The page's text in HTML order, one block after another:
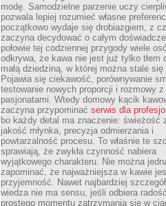
modę. Samodzielne parzenie uczy
pozwala lepiej rozumieć własne
początkowo wydaje się drobiazgiem, z
zaczyna decydować o całym
połowie tej codziennej przygody wiele
odkrywa, że kawa nie jest już tylko tłem
małą dziedziną, w której można stale się
Pojawia się ciekawość, porównywanie
testowanie nowych proporcji i rozmowy z
pasjonatami. Wtedy domowy kącik
zaczyna przypominać serwis dla
bo każdy detal ma znaczenie: świeżość
jakość młynka, precyzja odmierzania i
powtarzalność procesu. To właśnie te
sprawiają, że zwykła czynność nabiera
wyjątkowego charakteru. Nie można
zapominać, że najważniejsza w kawie
przyjemność. Nawet najbardziej
wiedza nie ma sensu, jeśli odbiera
prostego momentu zatrzymania się w